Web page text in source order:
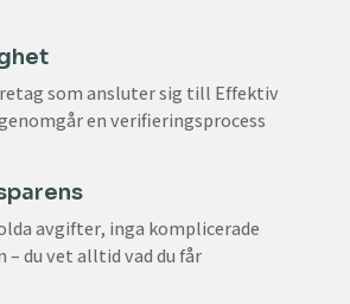
som ansluter sig till Effektiv
en verifieringsprocess
avgifter, inga komplicerade
– du vet alltid vad du får